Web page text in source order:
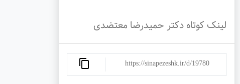
لینک کوتاه دکتر حمیدرضا معتضدی
https://sinapezeshk.ir/d/19780